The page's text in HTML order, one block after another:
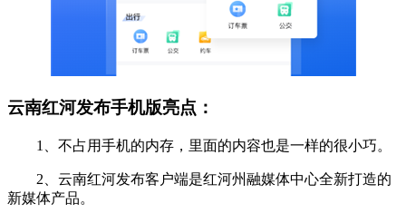
云南红河发布手机版亮点：
1、不占用手机的内存，里面的内容也是一样的很小巧。
2、云南红河发布客户端是红河州融媒体中心全新打造的
新媒体产品。